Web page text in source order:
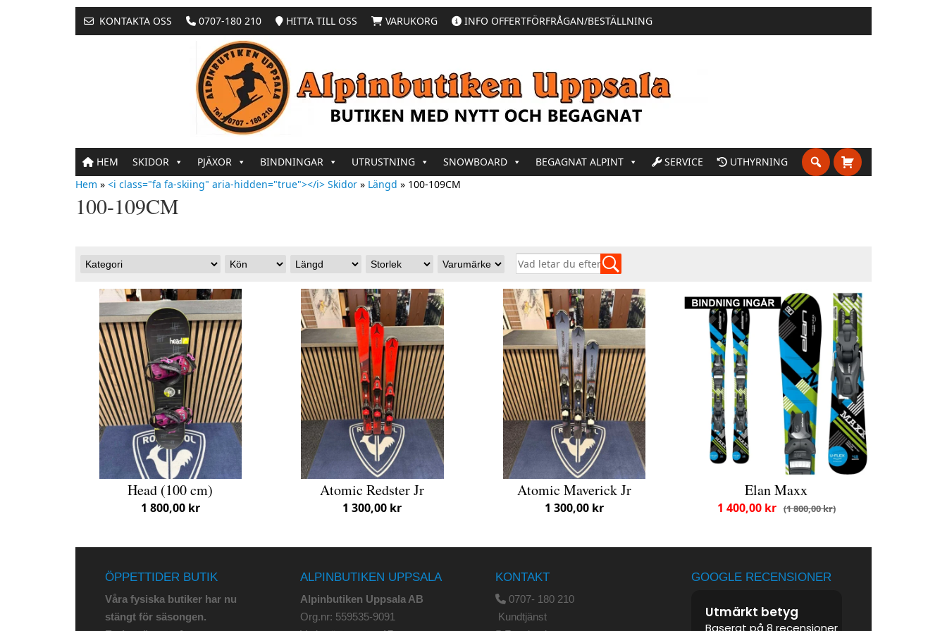
KONTAKTA OSS 0707-180 210 HITTA TILL OSS VARUKORG INFO OFFERTFÖRFRÅGAN/BESTÄLLNING
HEM SKIDOR PJÄXOR BINDNINGAR UTRUSTNING SNOWBOARD BEGAGNAT ALPINT SERVICE
UTHYRNING
Hem » <i class="fa fa-skiing" aria-hidden="true"></i> Skidor » Längd » 100-109CM
100-109CM
Head (100 cm)
1 800,00 kr
Atomic Redster Jr
1 300,00 kr
Atomic Maverick Jr
1 300,00 kr
Elan Maxx
1 800,00 kr
1 400,00 kr
ÖPPETTIDER BUTIK
Våra fysiska butiker har nu
stängt för säsongen.
ALPINBUTIKEN UPPSALA
Alpinbutiken Uppsala AB
Org.nr: 559535-9091
KONTAKT
0707- 180 210
Kundtjänst
GOOGLE RECENSIONER
Utmärkt betyg